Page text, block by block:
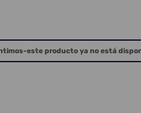
este producto ya no está